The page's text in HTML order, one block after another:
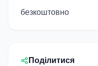
безкоштовно
Поділитися